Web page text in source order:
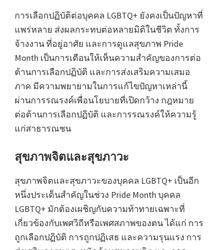
การเลือกปฏิบัติต่อบุคคล LGBTQ+ ยังคงเป็นปัญหาที่
แพร่หลาย ส่งผลกระทบต่อหลายมิติในชีวิต ทั้งการ
จ้างงาน ที่อยู่อาศัย และการดูแลสุขภาพ Pride
Month เป็นการเตือนให้เห็นความสำคัญของการต่อ
ต้านการเลือกปฏิบัติ และการส่งเสริมความเสมอ
ภาค มีความพยายามในการแก้ไขปัญหาเหล่านี้
ผ่านการรณรงค์เพื่อนโยบายที่เปิดกว้าง กฎหมาย
ต่อต้านการเลือกปฏิบัติ และการรณรงค์ให้ความรู้
แก่สาธารณชน
สุขภาพจิตและสุขภาวะ
สุขภาพจิตและสุขภาวะของบุคคล LGBTQ+ เป็นอีก
หนึ่งประเด็นสำคัญในช่วง Pride Month บุคคล
LGBTQ+ มักต้องเผชิญกับความท้าทายเฉพาะที่
เกี่ยวข้องกับเพศวิถีหรือเพศสภาพของตน ได้แก่ การ
ถูกเลือกปฏิบัติ การถูกปฏิเสธ และความรุนแรง การ